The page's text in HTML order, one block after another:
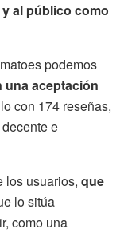
al público como
podemos
una aceptación
con 174 reseñas,
e
los usuarios, que
lo sitúa
como una